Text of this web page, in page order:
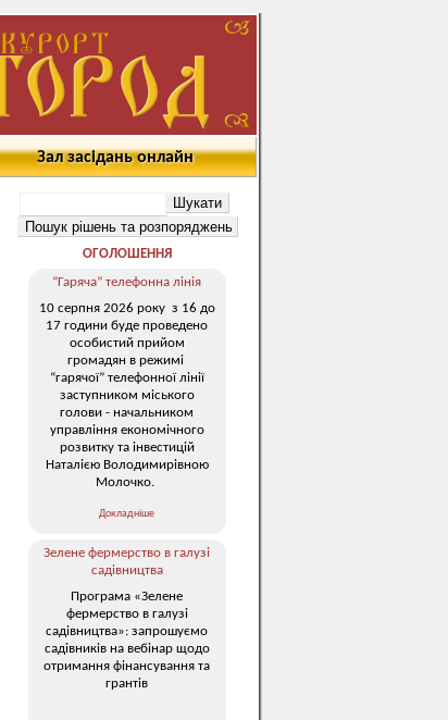
Зал засідань онлайн
ОГОЛОШЕННЯ
“Гаряча” телефонна лінія
10 серпня 2026 року з 16 до
17 години буде проведено
особистий прийом
громадян в режимі
“гарячої” телефонної лінії
заступником міського
голови - начальником
управління економічного
розвитку та інвестицій
Наталією Володимирівною
Молочко.
Докладніше
Зелене фермерство в галузі
садівництва
Програма «Зелене
фермерство в галузі
садівництва»: запрошуємо
садівників на вебінар щодо
отримання фінансування та
грантів